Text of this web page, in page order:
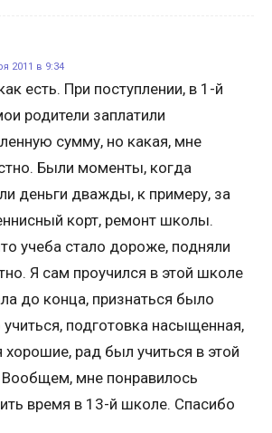
2011 в 9:34
есть. При поступлении, в 1-й
родители заплатили
сумму, но какая, мне
Были моменты, когда
деньги дважды, к примеру, за
корт, ремонт школы.
учеба стало дороже, подняли
Я сам проучился в этой школе
до конца, признаться было
подготовка насыщенная,
хорошие, рад был учиться в этой
мне понравилось
время в 13-й школе. Спасибо